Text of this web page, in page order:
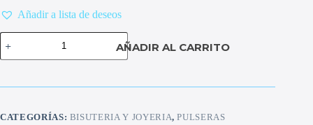
Añadir a lista de deseos
Pulsera
Dranna
cantidad
AÑADIR AL CARRITO
CATEGORÍAS: BISUTERIA Y JOYERIA,PULSERAS